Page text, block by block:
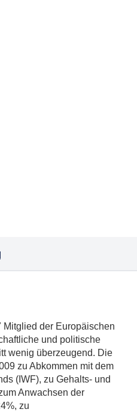
der Europäischen
und politische
wenig überzeugend. Die
zu Abkommen mit dem
(IWF), zu Gehalts- und
Anwachsen der
zu